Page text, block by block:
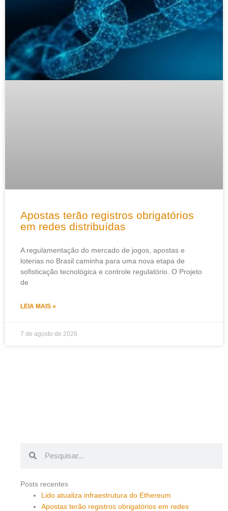
Apostas terão registros obrigatórios
em redes distribuídas
A regulamentação do mercado de jogos, apostas e
loterias no Brasil caminha para uma nova etapa de
sofisticação tecnológica e controle regulatório. O Projeto
de
LEIA MAIS »
7 de agosto de 2026
Posts recentes
Lido atualiza infraestrutura do Ethereum
Apostas terão registros obrigatórios em redes